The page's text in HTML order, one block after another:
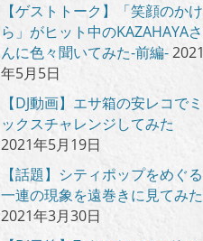
【ゲストトーク】「笑顔のかけ
ら」がヒット中のKAZAHAYAさ
んに色々聞いてみた-前編-2021
年5月5日
【DJ動画】エサ箱の安レコでミ
ックスチャレンジしてみた
2021年5月19日
【話題】シティポップをめぐる
一連の現象を遠巻きに見てみた
2021年3月30日